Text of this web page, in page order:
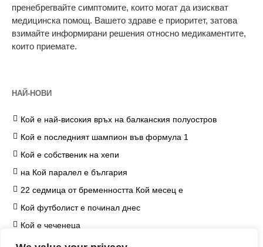
пренебрегвайте симптомите, които могат да изискват
медицинска помощ. Вашето здраве е приоритет, затова
взимайте информирани решения относно медикаментите,
които приемате.
НАЙ-НОВИ
Кой е най-високия връх на балканския полуостров
Кой е последният шампион във формула 1
Кой е собственик на хепи
на Кой паралел е българия
22 седмица от бременността Кой месец е
Кой футболист е починал днес
Кой е чеченеца
на Кой козметичен продукт чърчил не е наложил